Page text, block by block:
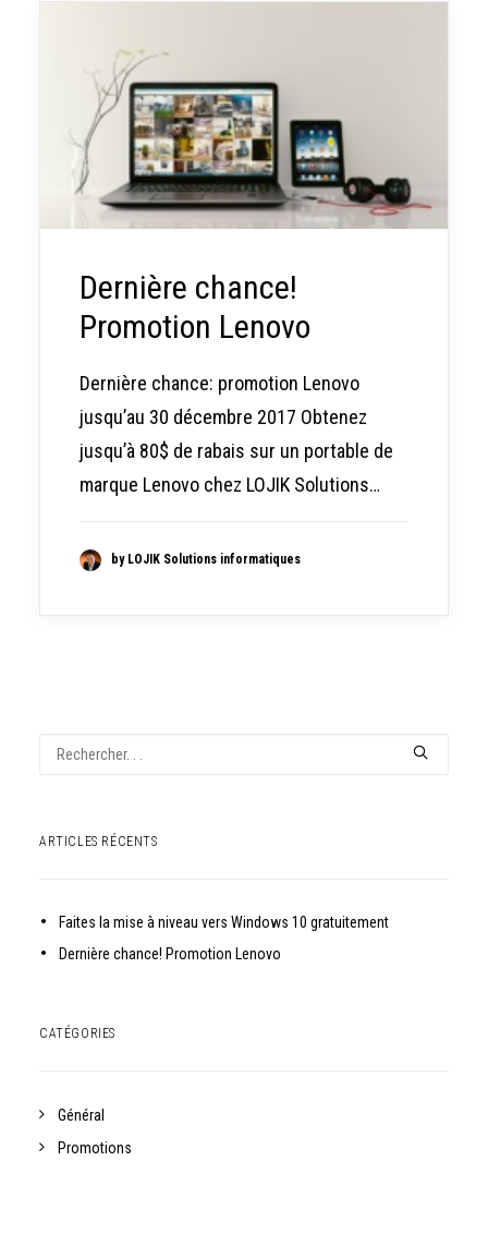
Dernière chance!
Promotion Lenovo
Dernière chance: promotion Lenovo
jusqu’au 30 décembre 2017 Obtenez
jusqu’à 80$ de rabais sur un portable de
marque Lenovo chez LOJIK Solutions…
by LOJIK Solutions informatiques
ARTICLES RÉCENTS
Faites la mise à niveau vers Windows 10 gratuitement
Dernière chance! Promotion Lenovo
CATÉGORIES
Général
Promotions